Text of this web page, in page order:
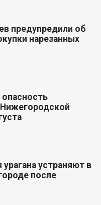
предупредили об
нарезанных
устраняют в
после